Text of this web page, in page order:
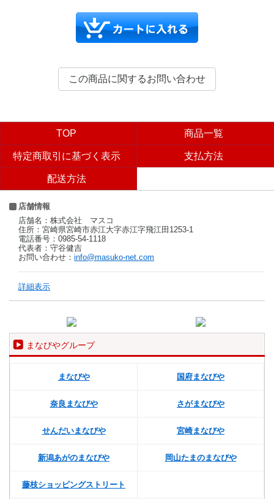
TOP 商品一覧
特定商取引に基づく表示 支払方法
配送方法
店舗情報
店舗名：株式会社 マスコ
住所：宮崎県宮崎市赤江大字赤江字飛江田1253-1
電話番号：0985-54-1118
代表者：守谷健吉
お問い合わせ： info@masuko-net.com
詳細表示
まなびやグループ
まなびや 国府まなびや
奈良まなびや さがまなびや
せんだいまなびや 宮崎まなびや
新潟あがのまなびや 岡山たまのまなびや
藤枝ショッピングストリート